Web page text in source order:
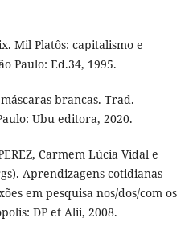
Mil Platôs: capitalismo e
Paulo: Ed.34, 1995.
brancas. Trad.
Ubu editora, 2020.
Carmem Lúcia Vidal e
Aprendizagens cotidianas
em pesquisa nos/dos/com os
DP et Alii, 2008.